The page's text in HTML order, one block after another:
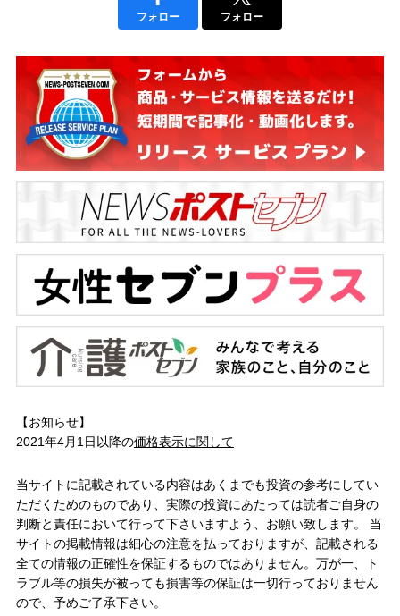
フォロー フォロー
【お知らせ】
2021年4月1日以降の価格表示に関して
当サイトに記載されている内容はあくまでも投資の参考にしてい
ただくためのものであり、実際の投資にあたっては読者ご自身の
判断と責任において行って下さいますよう、お願い致します。 当
サイトの掲載情報は細心の注意を払っておりますが、記載される
全ての情報の正確性を保証するものではありません。万が一、ト
ラブル等の損失が被っても損害等の保証は一切行っておりません
ので、予めご了承下さい。